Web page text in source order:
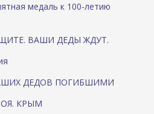
медаль к 100-летию
ВАШИ ДЕДЫ ЖДУТ.
ДЕДОВ ПОГИБШИМИ
КРЫМ